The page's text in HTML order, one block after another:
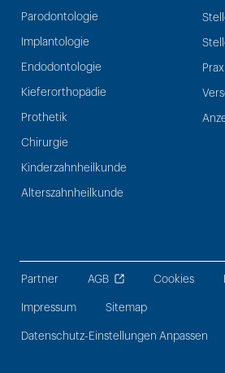
Parodontologie
Implantologie
Endodontologie
Kieferorthopädie
Prothetik
Chirurgie
Kinderzahnheilkunde
Alterszahnheilkunde
Partner AGB Cookies
Impressum Sitemap
Datenschutz-Einstellungen Anpassen